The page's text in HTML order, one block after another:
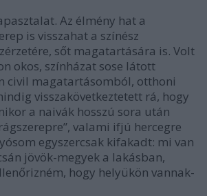
Az élmény hat a
is visszahat a színész
sőt magatartására is. Volt
okos, színházat sose látott
civil magatartásomból, otthoni
visszakövetkeztetett rá, hogy
a naivák hosszú sora után
valami ifjú hercegre
egyszercsak kifakadt: mi van
jövök-megyek a lakásban,
hogy helyükön vannak-